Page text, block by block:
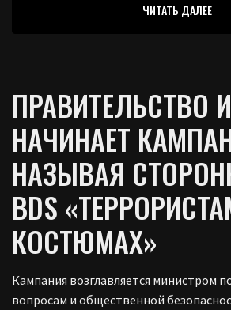
ЧИТАТЬ ДАЛЕЕ
ПРАВИТЕЛЬСТВО
НАЧИНАЕТ
НАЗЫВАЯ
BDS
КОСТЮМАХ»
Кампания возглавляется министром
вопросам и общественной